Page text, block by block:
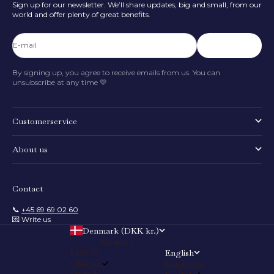
Sign up for our newsletter. We’ll share updates, big and small, from our
world and offer plenty of great benefits.
E-mail
By signing up, you agree to receive emails from us. You can
unsubscribe at any time 💛
Customerservice
About us
Contact
📞 +45 69 69 02 60
💌 Write us
Denmark (DKK kr.)
Country
EUR €
DKK kr.
English
Language